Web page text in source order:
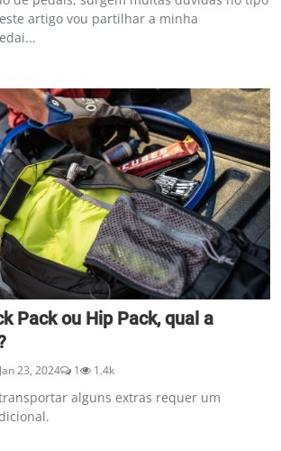
artigo vou partilhar a minha
Pack ou Hip Pack, qual a
Jan 23, 2024 1 1.4k
alguns extras requer um